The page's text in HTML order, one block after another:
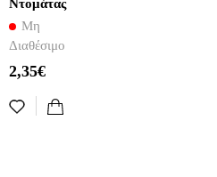
Ντομάτας
500ml
Μη
Διαθέσιμο
2,35€